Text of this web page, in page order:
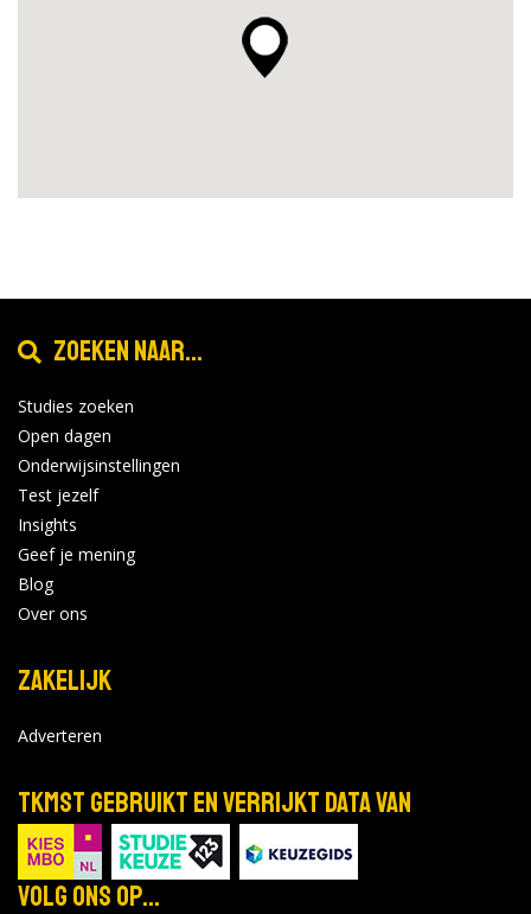
Zoeken naar...
Studies zoeken
Open dagen
Onderwijsinstellingen
Test jezelf
Insights
Geef je mening
Blog
Over ons
Zakelijk
Adverteren
TKMST gebruikt en verrijkt data van
Volg ons op...